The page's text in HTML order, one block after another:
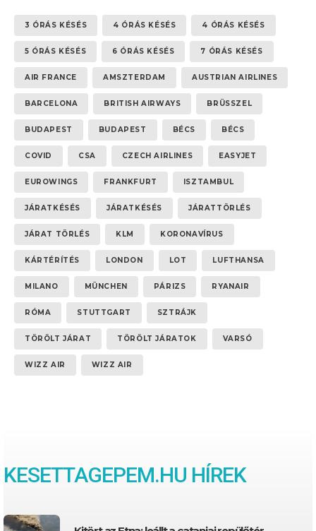
3 ÓRÁS KÉSÉS 4 ÓRÁS KÉSÉS 4 ÓRÁS KÉSÉS
5 ÓRÁS KÉSÉS 6 ÓRÁS KÉSÉS 7 ÓRÁS KÉSÉS
AIR FRANCE AMSZTERDAM AUSTRIAN AIRLINES
BARCELONA BRITISH AIRWAYS BRÜSSZEL
BUDAPEST BUDAPEST BÉCS BÉCS
COVID CSA CZECH AIRLINES EASYJET
EUROWINGS FRANKFURT ISZTAMBUL
JÁRATKÉSÉS JÁRATKÉSÉS JÁRATTÖRLÉS
JÁRAT TÖRLÉS KLM KORONAVÍRUS
KÁRTÉRÍTÉS LONDON LOT LUFTHANSA
MILANO MÜNCHEN PÁRIZS RYANAIR
RÓMA STUTTGART SZTRÁJK
TÖRÖLT JÁRAT TÖRÖLT JÁRATOK VARSÓ
WIZZ AIR WIZZ AIR
KESETTAGEPEM.HU HÍREK